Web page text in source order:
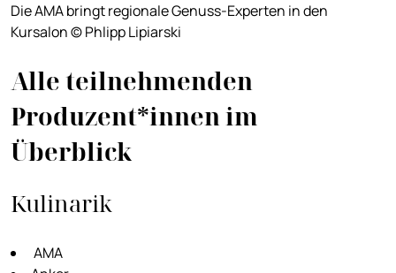
Die AMA bringt regionale Genuss-Experten in den
Kursalon © Phlipp Lipiarski
Alle teilnehmenden
Produzent*innen im
Überblick
Kulinarik
AMA